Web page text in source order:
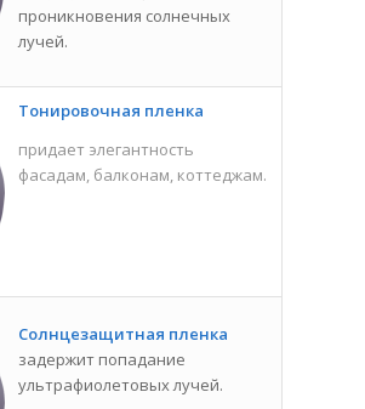
проникновения солнечных
лучей.
Тонировочная пленка
придает элегантность
фасадам, балконам, коттеджам.
Солнцезащитная пленка
задержит попадание
ультрафиолетовых лучей.